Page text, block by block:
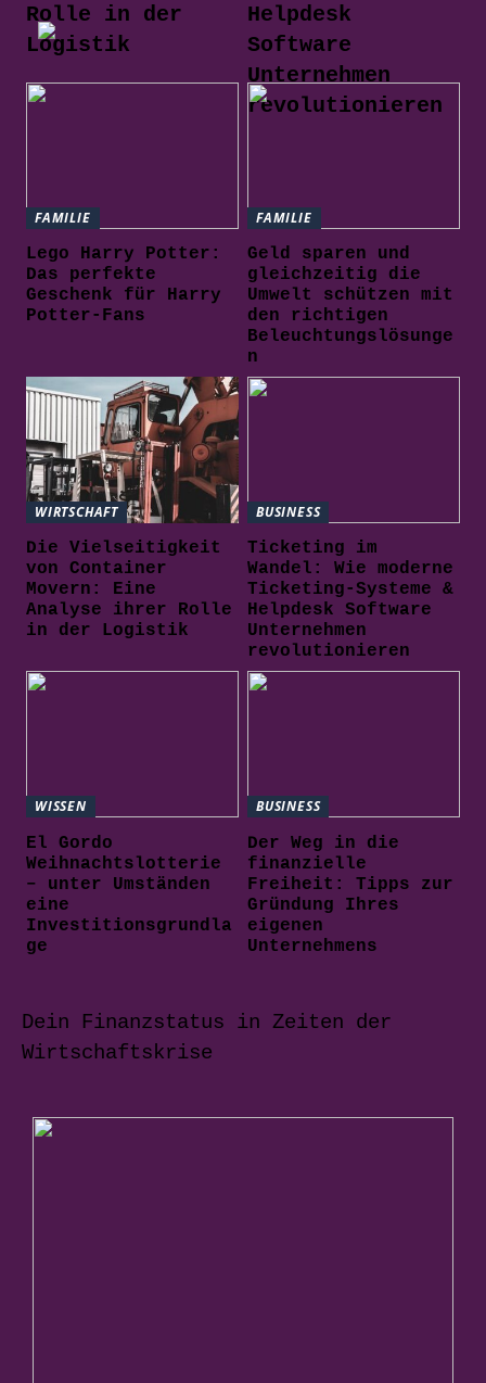
Rolle in der
Logistik
Helpdesk
Software
Unternehmen
revolutionieren
FAMILIE
Lego Harry Potter:
Das perfekte
Geschenk für Harry
Potter-Fans
FAMILIE
Geld sparen und
gleichzeitig die
Umwelt schützen mit
den richtigen
Beleuchtungslösunge
n
WIRTSCHAFT
Die Vielseitigkeit
von Container
Movern: Eine
Analyse ihrer Rolle
in der Logistik
BUSINESS
Ticketing im
Wandel: Wie moderne
Ticketing-Systeme &
Helpdesk Software
Unternehmen
revolutionieren
WISSEN
El Gordo
Weihnachtslotterie
– unter Umständen
eine
Investitionsgrundla
ge
BUSINESS
Der Weg in die
finanzielle
Freiheit: Tipps zur
Gründung Ihres
eigenen
Unternehmens
Dein Finanzstatus in Zeiten der
Wirtschaftskrise